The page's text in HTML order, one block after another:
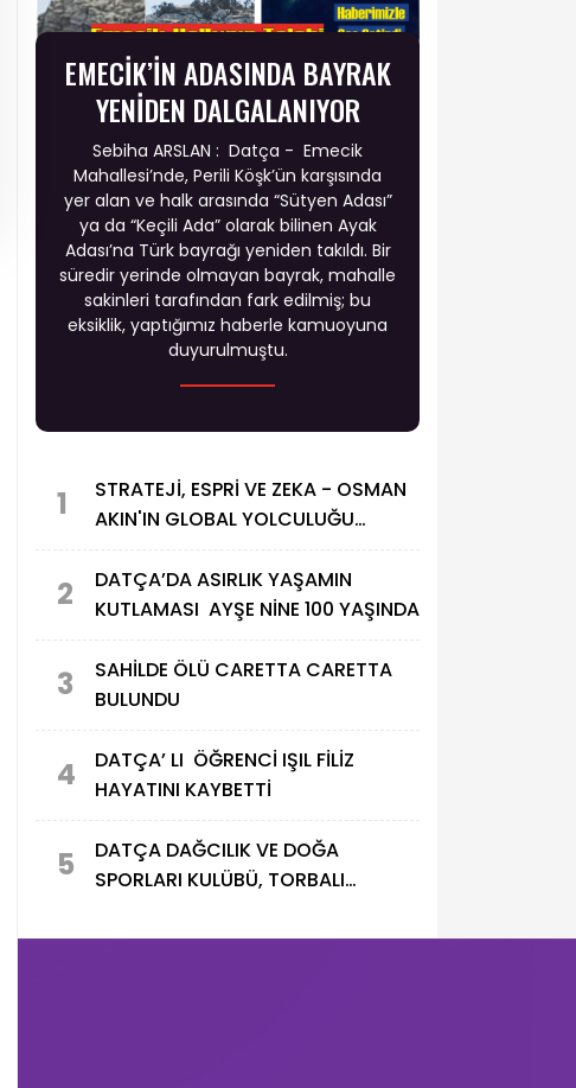
EMECİK’İN ADASINDA BAYRAK
YENİDEN DALGALANIYOR
Sebiha ARSLAN : Datça - Emecik
Mahallesi’nde, Perili Köşk’ün karşısında
yer alan ve halk arasında “Sütyen Adası”
ya da “Keçili Ada” olarak bilinen Ayak
Adası’na Türk bayrağı yeniden takıldı. Bir
süredir yerinde olmayan bayrak, mahalle
sakinleri tarafından fark edilmiş; bu
eksiklik, yaptığımız haberle kamuoyuna
duyurulmuştu.
1
STRATEJİ, ESPRİ VE ZEKA - OSMAN
AKIN'IN GLOBAL YOLCULUĞU
2
DATÇA’DA ASIRLIK YAŞAMIN
KUTLAMASI AYŞE NİNE 100 YAŞINDA
3
SAHİLDE ÖLÜ CARETTA CARETTA
BULUNDU
4
DATÇA’ LI ÖĞRENCİ IŞIL FİLİZ
HAYATINI KAYBETTİ
5
DATÇA DAĞCILIK VE DOĞA
SPORLARI KULÜBÜ, TORBALI
ŞENLİĞİ’NDE YER ALDI